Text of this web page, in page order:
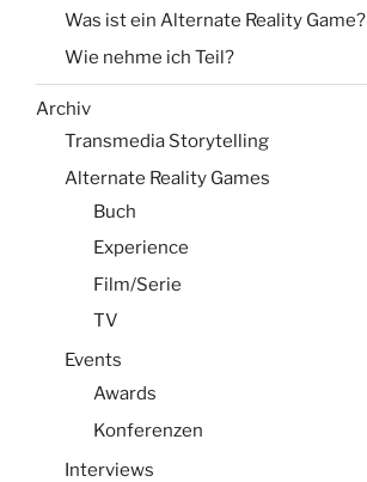
Was ist ein Alternate Reality Game?
Wie nehme ich Teil?
Archiv
Transmedia Storytelling
Alternate Reality Games
Buch
Experience
Film/Serie
TV
Events
Awards
Konferenzen
Interviews